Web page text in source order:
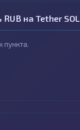
на Tether SOL
пункта.